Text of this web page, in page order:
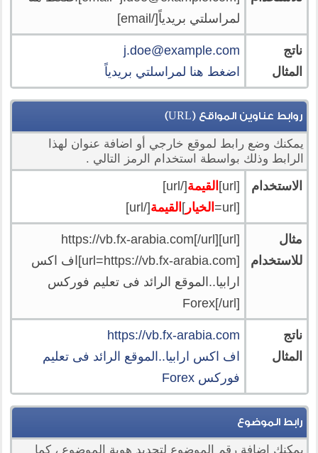
لمراسلتي بريدياً[/email]
ناتج
المثال
j.doe@example.com
اضغط هنا لمراسلتي بريدياً
روابط عناوين المواقع (URL)
يمكنك وضع رابط لموقع خارجي أو اضافة عنوان لهذا
الرابط وذلك بواسطة استخدام الرمز التالي .
الاستخدام [url] القيمة[/url]
[url=
الخيار] القيمة[/url]
مثال
للاستخدام
[url]https://vb.fx-arabia.com[/url]
[url=https://vb.fx-arabia.com]اف اكس
ارابيا..الموقع الرائد فى تعليم فوركس
Forex[/url]
ناتج
المثال
https://vb.fx-arabia.com
اف اكس ارابيا..الموقع الرائد فى تعليم
فوركس Forex
رابط الموضوع
يمكنك اضافة رقم الموضوع لتحديد هوية الموضوع ، كما